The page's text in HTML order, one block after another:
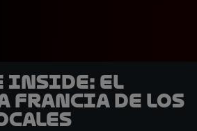
Inside: El
Francia de los